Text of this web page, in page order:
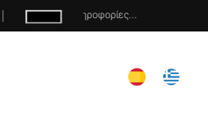
Χωρίς πληροφορίες...